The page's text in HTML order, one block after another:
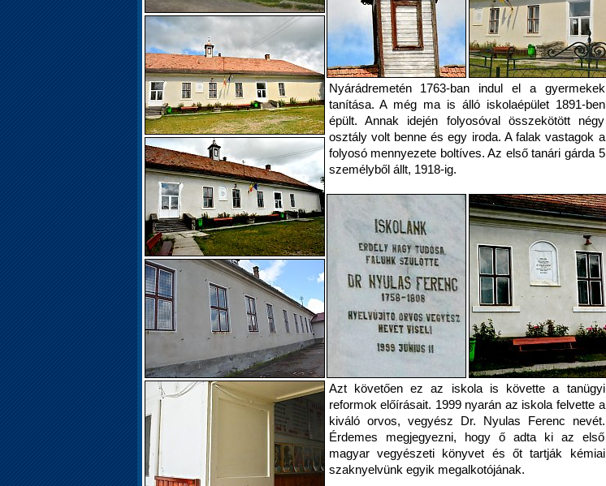
Nyárádremetén 1763-ban indul el a gyermekek
tanítása. A még ma is álló iskolaépület 1891-ben
épült. Annak idején folyosóval összekötött négy
osztály volt benne és egy iroda. A falak vastagok a
folyosó mennyezete boltíves. Az első tanári gárda 5
személyből állt, 1918-ig.
Azt követően ez az iskola is követte a tanügyi
reformok előírásait. 1999 nyarán az iskola felvette a
kiváló orvos, vegyész Dr. Nyulas Ferenc nevét.
Érdemes megjegyezni, hogy ő adta ki az első
magyar vegyészeti könyvet és őt tartják kémiai
szaknyelvünk egyik megalkotójának.